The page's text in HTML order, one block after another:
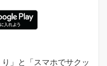
」と「スマホでサクッ